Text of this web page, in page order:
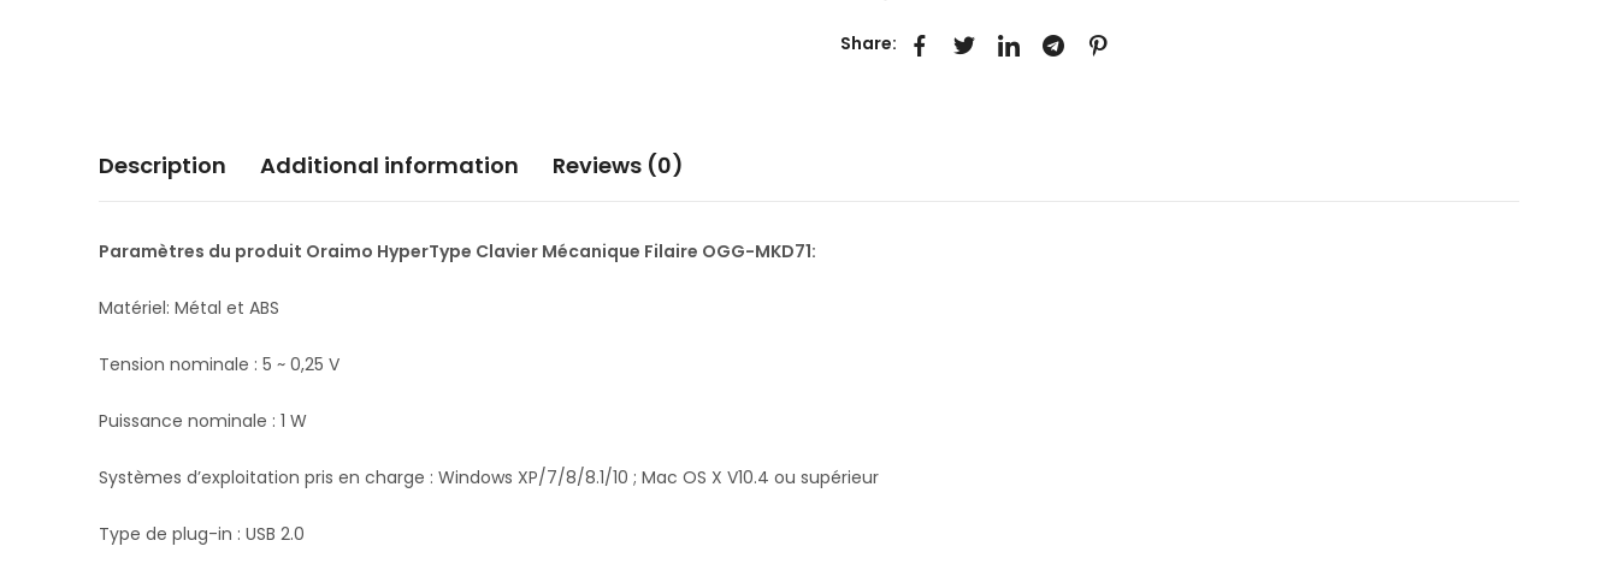
Share:
Description Additional information Reviews (0)
Paramètres du produit Oraimo HyperType Clavier Mécanique Filaire OGG-MKD71:
Matériel: Métal et ABS
Tension nominale : 5 ~ 0,25 V
Puissance nominale : 1 W
Systèmes d’exploitation pris en charge : Windows XP/7/8/8.1/10 ; Mac OS X V10.4 ou supérieur
Type de plug-in : USB 2.0